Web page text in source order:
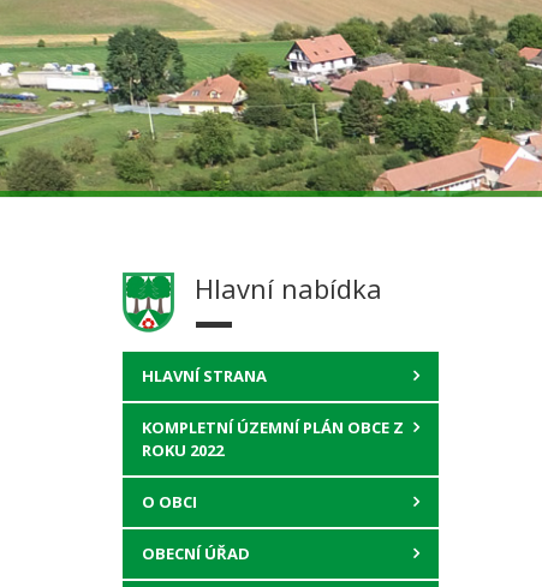
Hlavní nabídka
HLAVNÍ STRANA
KOMPLETNÍ ÚZEMNÍ PLÁN OBCE Z
ROKU 2022
O OBCI
OBECNÍ ÚŘAD